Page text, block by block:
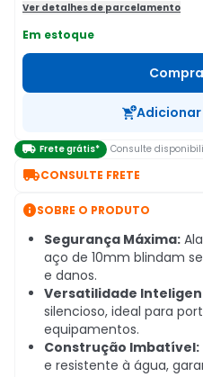
Ver detalhes de parcelamento
Em estoque
 Frete grátis* Consulte
CONSULTE FRETE
SOBRE O PRODUTO
Segurança Máxima:
aço de 10mm blindam
e danos.
Versatilidade
silencioso, ideal para
equipamentos.
Construção Imbatível:
e resistente à água,